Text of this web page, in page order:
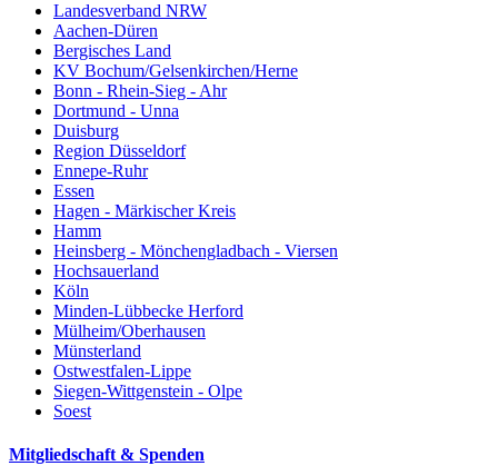
Landesverband NRW
Aachen-Düren
Bergisches Land
KV Bochum/Gelsenkirchen/Herne
Bonn - Rhein-Sieg - Ahr
Dortmund - Unna
Duisburg
Region Düsseldorf
Ennepe-Ruhr
Essen
Hagen - Märkischer Kreis
Hamm
Heinsberg - Mönchengladbach - Viersen
Hochsauerland
Köln
Minden-Lübbecke Herford
Mülheim/Oberhausen
Münsterland
Ostwestfalen-Lippe
Siegen-Wittgenstein - Olpe
Soest
Mitgliedschaft & Spenden